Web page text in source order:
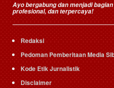
Ayo bergabung dan menjadi
profesional, dan terpercaya!
Redaksi
Pedoman Pemberitaan Media
Kode Etik Jurnalistik
Disclaimer